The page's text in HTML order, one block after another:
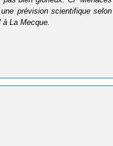
prévision scientifique selon
La Mecque.